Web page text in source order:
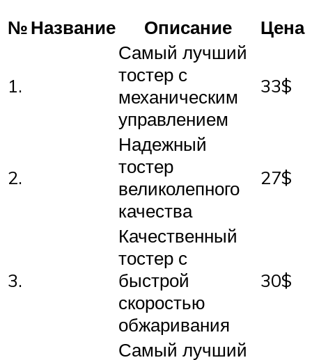
№Название Описание Цена
1.
Самый лучший
тостер с
механическим
управлением
33$
2.
Надежный
тостер
великолепного
качества
27$
3.
Качественный
тостер с
быстрой
скоростью
обжаривания
30$
Самый лучший